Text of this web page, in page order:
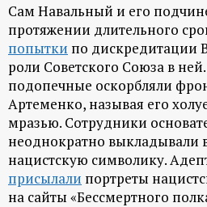
Сам Навальный и его
протяжении длительного
попытки по дискредитации
роли Советского Союза в
подопечные оскорбляли
Артеменко, называя его
мразью. Сотрудники
неоднократно выкладывали
нацистскую символику.
присылали портреты
на сайты «Бессмертного